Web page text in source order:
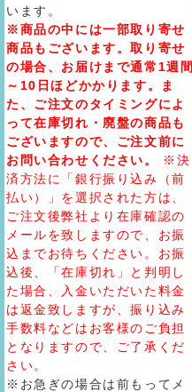
います。
※商品の中には一部取り寄せ
商品もございます。取り寄せ
の場合、お届けまで通常1週間
～10日ほどかかります。ま
た、ご注文のタイミングによ
って在庫切れ・廃盤の商品も
ございますので、ご注文前に
お問い合わせください。
※決
済方法に「銀行振り込み（前
払い）」を選択された方は、
ご注文後弊社より在庫確認の
メールを致しますので、お振
込までお待ちください。お振
込後、「在庫切れ」と判明し
た場合、入金いただいた料金
は返金致しますが、振り込み
手数料などはお客様のご負担
となりますので、ご了承くだ
さい。
※お急ぎの場合は前もってメ